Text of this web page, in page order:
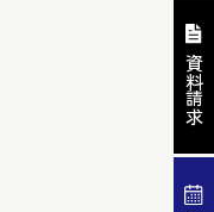
資料請求